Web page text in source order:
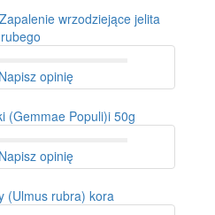
wrzodziejące jelita
Napisz opinię
(Gemmae Populi)i 50g
Napisz opinię
(Ulmus rubra) kora